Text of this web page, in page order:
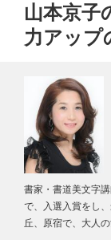
山本京子
力アップ
書家・書道美文字
で、入選入賞をし
丘、原宿で、大人